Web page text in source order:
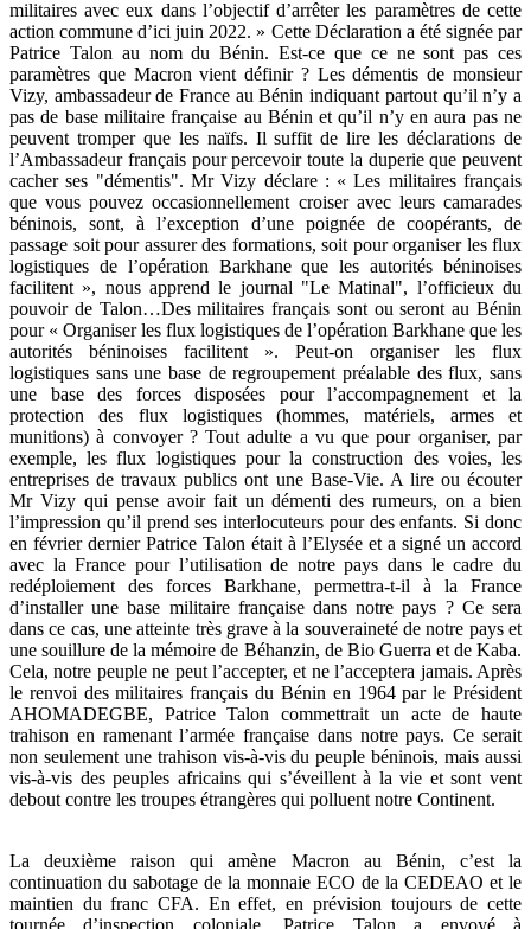
militaires avec eux dans l’objectif d’arrêter les paramètres de cette
action commune d’ici juin 2022. » Cette Déclaration a été signée par
Patrice Talon au nom du Bénin. Est-ce que ce ne sont pas ces
paramètres que Macron vient définir ? Les démentis de monsieur
Vizy, ambassadeur de France au Bénin indiquant partout qu’il n’y a
pas de base militaire française au Bénin et qu’il n’y en aura pas ne
peuvent tromper que les naïfs. Il suffit de lire les déclarations de
l’Ambassadeur français pour percevoir toute la duperie que peuvent
cacher ses "démentis". Mr Vizy déclare : « Les militaires français
que vous pouvez occasionnellement croiser avec leurs camarades
béninois, sont, à l’exception d’une poignée de coopérants, de
passage soit pour assurer des formations, soit pour organiser les flux
logistiques de l’opération Barkhane que les autorités béninoises
facilitent », nous apprend le journal "Le Matinal", l’officieux du
pouvoir de Talon…Des militaires français sont ou seront au Bénin
pour « Organiser les flux logistiques de l’opération Barkhane que les
autorités béninoises facilitent ». Peut-on organiser les flux
logistiques sans une base de regroupement préalable des flux, sans
une base des forces disposées pour l’accompagnement et la
protection des flux logistiques (hommes, matériels, armes et
munitions) à convoyer ? Tout adulte a vu que pour organiser, par
exemple, les flux logistiques pour la construction des voies, les
entreprises de travaux publics ont une Base-Vie. A lire ou écouter
Mr Vizy qui pense avoir fait un démenti des rumeurs, on a bien
l’impression qu’il prend ses interlocuteurs pour des enfants. Si donc
en février dernier Patrice Talon était à l’Elysée et a signé un accord
avec la France pour l’utilisation de notre pays dans le cadre du
redéploiement des forces Barkhane, permettra-t-il à la France
d’installer une base militaire française dans notre pays ? Ce sera
dans ce cas, une atteinte très grave à la souveraineté de notre pays et
une souillure de la mémoire de Béhanzin, de Bio Guerra et de Kaba.
Cela, notre peuple ne peut l’accepter, et ne l’acceptera jamais. Après
le renvoi des militaires français du Bénin en 1964 par le Président
AHOMADEGBE, Patrice Talon commettrait un acte de haute
trahison en ramenant l’armée française dans notre pays. Ce serait
non seulement une trahison vis-à-vis du peuple béninois, mais aussi
vis-à-vis des peuples africains qui s’éveillent à la vie et sont vent
debout contre les troupes étrangères qui polluent notre Continent.
La deuxième raison qui amène Macron au Bénin, c’est la
continuation du sabotage de la monnaie ECO de la CEDEAO et le
maintien du franc CFA. En effet, en prévision toujours de cette